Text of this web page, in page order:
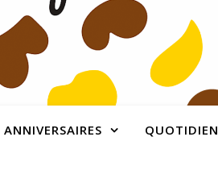
ANNIVERSAIRES QUOTIDIEN